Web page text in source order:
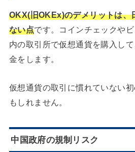
OKX(旧OKEx)のデメリットは、
ない点です。コインチェックや
内の取引所で仮想通貨を購入し
金をします。
仮想通貨の取引に慣れていない
もしれません。
中国政府の規制リスク